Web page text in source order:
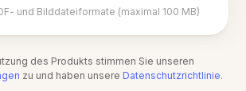
und Bilddateiformate (maximal 100 MB)
des Produkts stimmen Sie unseren
zu und haben unsere Datenschutzrichtlinie.